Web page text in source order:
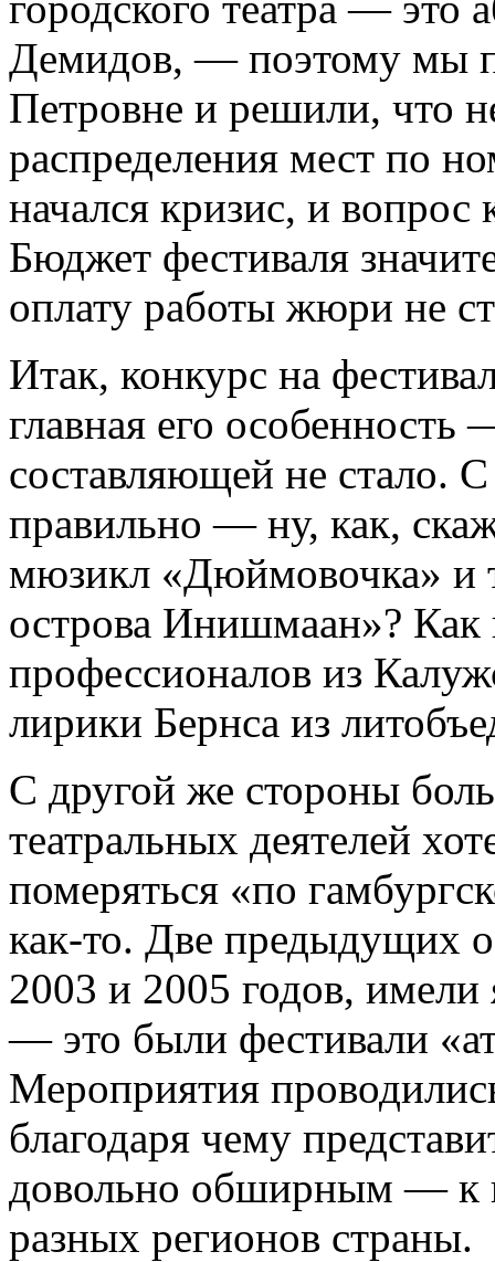
Демидов, — поэтому мы
Петровне и решили, что
распределения мест по
начался кризис, и вопрос
Бюджет фестиваля
оплату работы жюри не
Итак, конкурс на
главная его
составляющей не стало.
правильно — ну, как,
мюзикл «Дюймовочка» и
острова Инишмаан»? Как
профессионалов из
лирики Бернса из
С другой же стороны
театральных деятелей
померяться «по
как-то. Две предыдущих
2003 и 2005 годов,
— это были фестивали
Мероприятия
благодаря чему
довольно обширным — к
разных регионов страны.